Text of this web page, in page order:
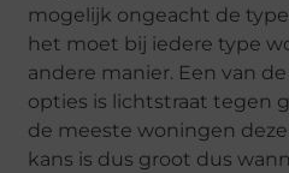
mogelijk ongeacht de
het moet bij iedere type
andere manier. Een van
opties is lichtstraat tegen
de meeste woningen
kans is dus groot dus